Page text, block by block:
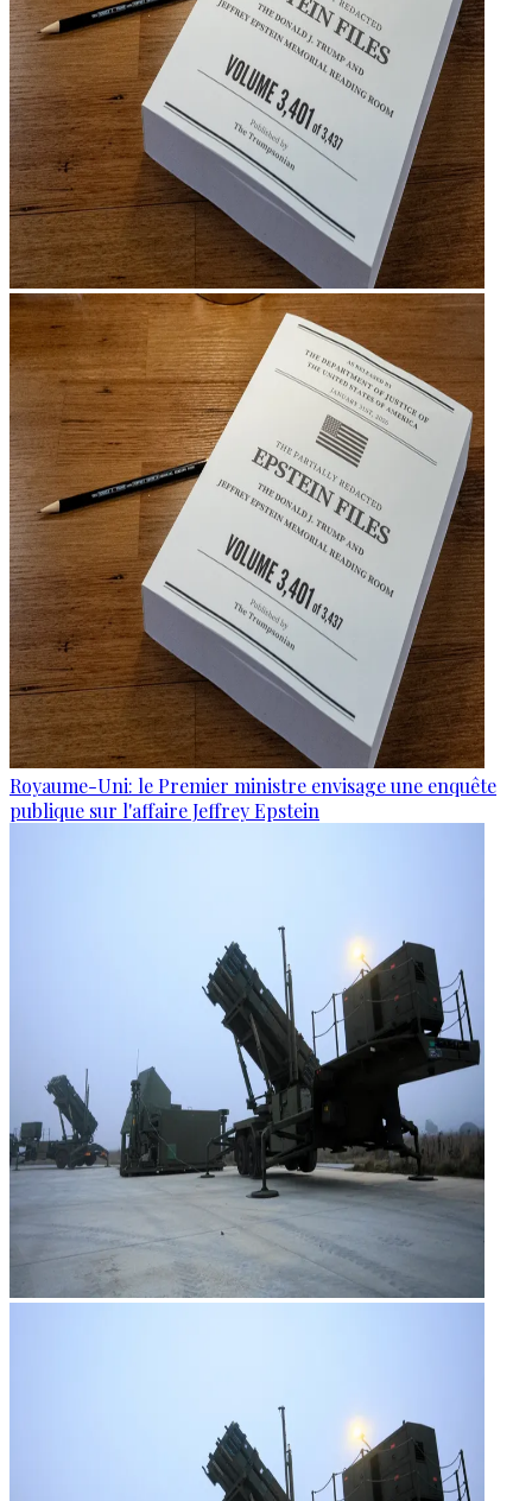
Royaume-Uni: le Premier ministre envisage une enquête
publique sur l'affaire Jeffrey Epstein